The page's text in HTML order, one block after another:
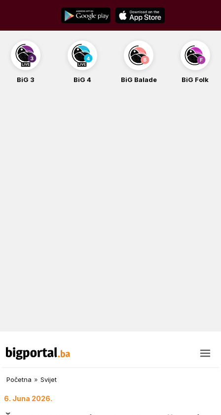
content
BiG 4 BiG Balade BiG Folk BiG iG
Početna » Svijet
6. Juna 2026.